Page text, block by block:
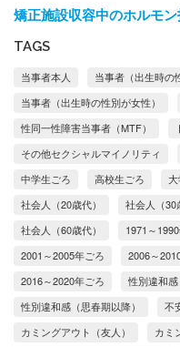
矯正施設収容中のホルモ
TAGS
当事者本人
当事者（出生時の
当事者（出生時の性別が女性）
性同一性障害当事者（MTF）
その他セクシャルマイノリティ
中学生ごろ
高校生ごろ
社会人（20歳代）
社会人（30
社会人（60歳代）
1971～
2001～2005年ごろ
2006～
2016～2020年ごろ
性別違和感
性別違和感（思春期以降）
不
カミングアウト（友人）
カミ